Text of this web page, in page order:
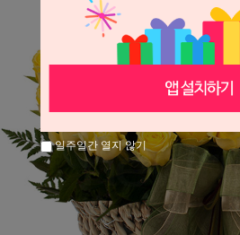
일주일간 열지 않기